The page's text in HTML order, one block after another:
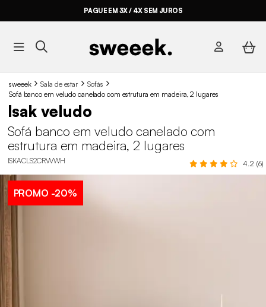
PAGUE EM 3X / 4X SEM JUROS
sweeek Sala de estar
Sofás
Sofá banco em veludo canelado com estrutura em madeira, 2 lugares
Isak veludo
Sofá banco em veludo canelado com
estrutura em madeira, 2 lugares
ISKACLS2CRVVWH 4.2 (6)
PROMO -20%